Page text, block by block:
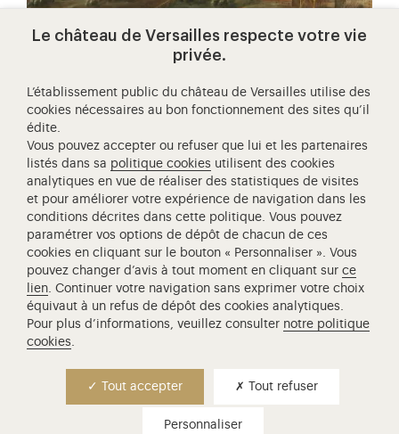
le système ingénieux de la machine
de marly
Un dossier pédagogique et une image active pour
découvrir les secrets de la machine de Marly.
Le château de Versailles respecte votre vie
privée.
L’établissement public du château de Versailles utilise des
cookies nécessaires au bon fonctionnement des sites qu’il
édite.
Vous pouvez accepter ou refuser que lui et les partenaires
listés dans sa politique cookies utilisent des cookies
analytiques en vue de réaliser des statistiques de visites
et pour améliorer votre expérience de navigation dans les
conditions décrites dans cette politique. Vous pouvez
paramétrer vos options de dépôt de chacun de ces
cookies en cliquant sur le bouton « Personnaliser ». Vous
pouvez changer d’avis à tout moment en cliquant surce
lien. Continuer votre navigation sans exprimer votre choix
équivaut à un refus de dépôt des cookies analytiques.
Pour plus d’informations, veuillez consulter notre politique
cookies.
Tout accepter Tout refuser
Personnaliser